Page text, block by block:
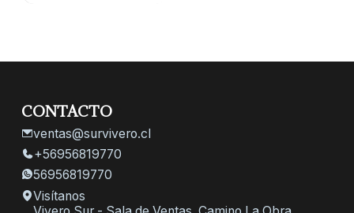
CONTACTO
ventas@survivero.cl
+56956819770
56956819770
Visítanos